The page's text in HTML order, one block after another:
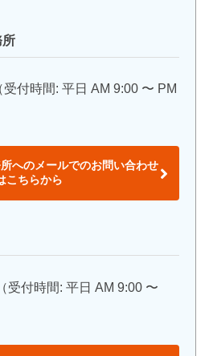
受付時間: 平日 AM 9:00 〜 PM
へのメールでのお問い合わせ
こちらから
（受付時間: 平日 AM 9:00 〜